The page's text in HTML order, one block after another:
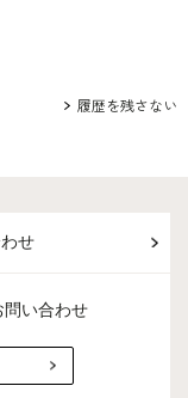
履歴を残さない
せ
問い合わせ